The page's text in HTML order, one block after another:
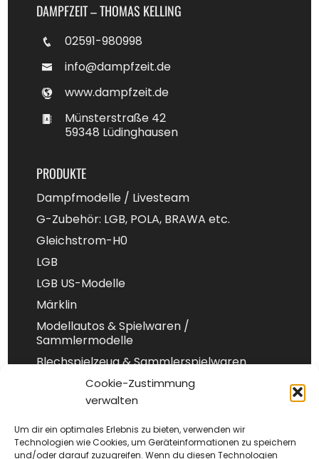
Cookie-Zustimmung
verwalten
Um dir ein optimales Erlebnis zu bieten, verwenden wir
Technologien wie Cookies, um Geräteinformationen zu speichern
und/oder darauf zuzugreifen. Wenn du diesen Technologien
DAMPFZEIT – THOMAS KELLING
02591-980998
info@dampfzeit.de
www.dampfzeit.de
Münsterstraße 42
59348 Lüdinghausen
PRODUKTE
Dampfmodelle / Livesteam
G-Zubehör: LGB, POLA, BRAWA etc.
Gleichstrom-H0
LGB
LGB US-Modelle
Märklin
Modellautos & Spielwaren /
Sammlermodelle
Blechspielzeug & Sammlerspielwaren